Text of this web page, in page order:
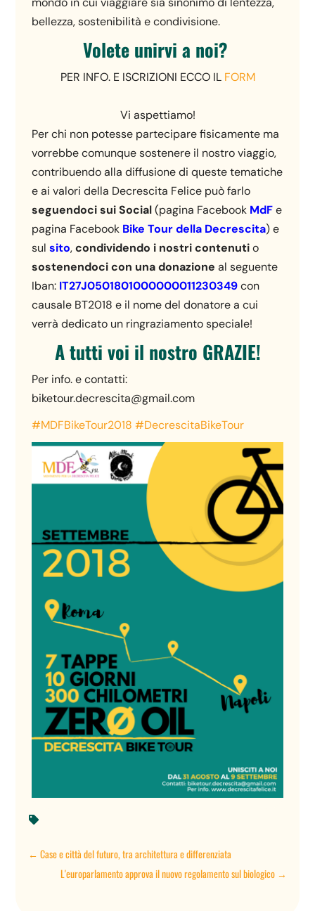
bellezza, sostenibilità e condivisione.
Volete unirvi a noi?
PER INFO. E ISCRIZIONI ECCO IL FORM
Vi aspettiamo!
Per chi non potesse partecipare fisicamente ma
vorrebbe comunque sostenere il nostro viaggio,
contribuendo alla diffusione di queste tematiche
e ai valori della Decrescita Felice può farlo
seguendoci sui Social(pagina Facebook MdF e
pagina Facebook Bike Tour della Decrescita) e
sulsito,condividendo i nostri contenutio
sostenendoci con una donazione al seguente
Iban: IT27J0501801000000011230349con
causale BT2018 e il nome del donatore a cui
verrà dedicato un ringraziamento speciale!
A tutti voi il nostro GRAZIE!
Per info. e contatti:
biketour.decrescita@gmail.com
#MDFBikeTour2018 #DecrescitaBikeTour

←Case e città del futuro, tra architettura e differenziata
L'europarlamento approva il nuovo regolamento sul biologico→